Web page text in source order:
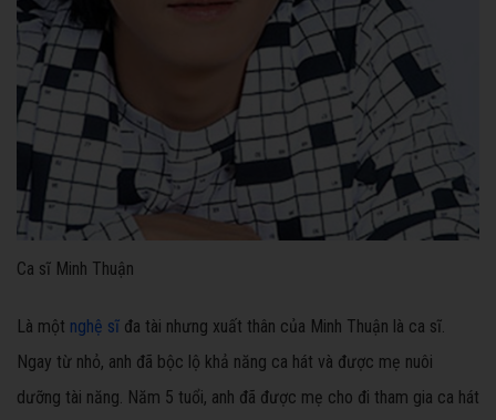
Ca sĩ Minh Thuận
Là một nghệ sĩ đa tài nhưng xuất thân của Minh Thuận là ca sĩ.
Ngay từ nhỏ, anh đã bộc lộ khả năng ca hát và được mẹ nuôi
dưỡng tài năng. Năm 5 tuổi, anh đã được mẹ cho đi tham gia ca hát